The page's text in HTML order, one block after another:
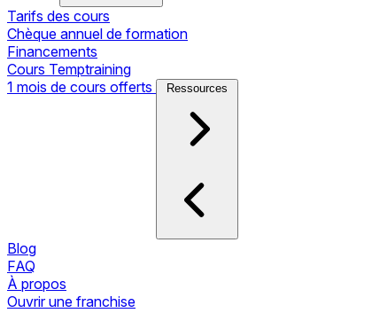
Tarifs des cours
Chèque annuel de formation
Financements
Cours Temptraining
1 mois de cours offerts
Ressources
Blog
FAQ
À propos
Ouvrir une franchise